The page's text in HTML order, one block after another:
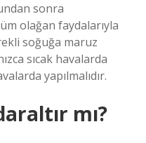
sonra
olağan faydalarıyla
soğuğa maruz
sıcak havalarda
yapılmalıdır.
mı?